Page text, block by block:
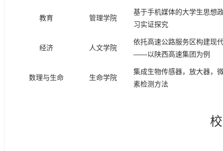
教育 管理学院
基于手机媒体的大学生思想
习实证探究
经济 人文学院
依托高速公路服务区构建现
——以陕西高速集团为例
数理与生命 生命学院
集成生物传感器，放大器，
素检测方法